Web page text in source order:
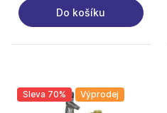
Do košíku
Sleva 70% Výprodej